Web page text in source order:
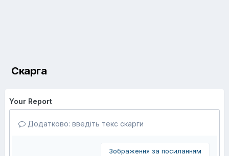
Скарга
Your Report
Додатково: введіть текс скарги
Зображення за посиланням